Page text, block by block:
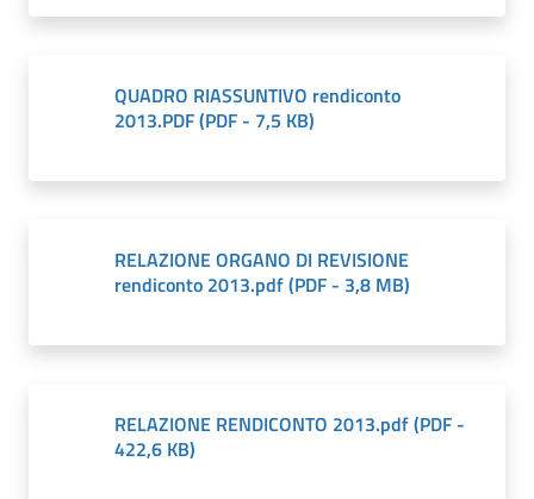
QUADRO RIASSUNTIVO rendiconto
2013.PDF(PDF - 7,5 KB)
RELAZIONE ORGANO DI REVISIONE
rendiconto 2013.pdf(PDF - 3,8 MB)
RELAZIONE RENDICONTO 2013.pdf(PDF -
422,6 KB)